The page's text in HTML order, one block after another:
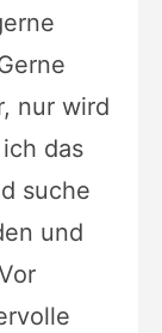
nur wird
das
suche
und